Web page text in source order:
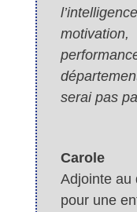
serai pas
Carole
Adjointe au
pour une